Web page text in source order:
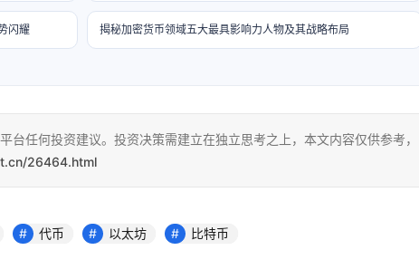
闪耀 揭秘加密货币领域五大最具影响力人物及其战略布局
任何投资建议。投资决策需建立在独立思考之上，本文内容仅供参考，
26464.html
代币 以太坊 比特币